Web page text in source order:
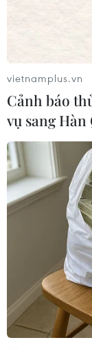
Nhật
vietnamplus.vn
Cảnh báo
vụ sang Hàn